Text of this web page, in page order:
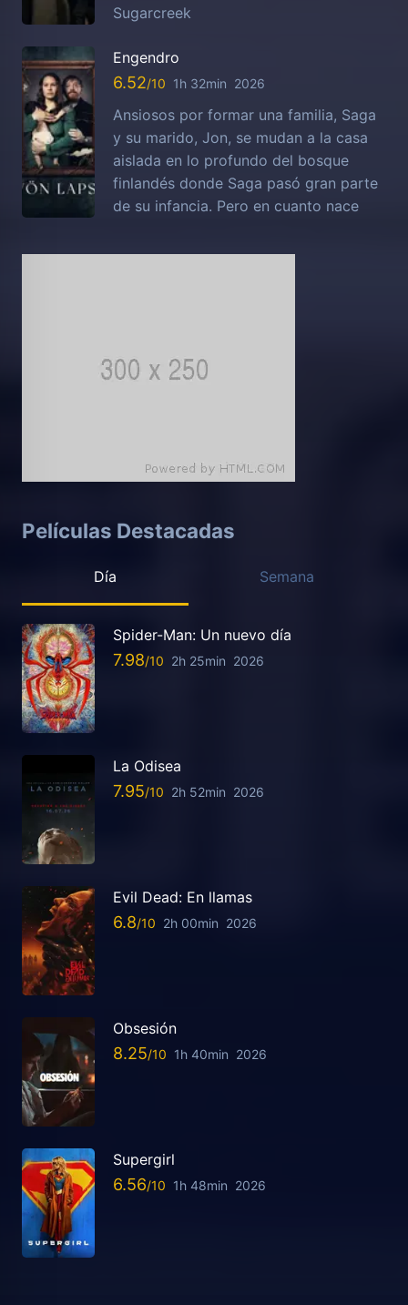
Sugarcreek
Engendro
6.52 1h 32min 2026
Ansiosos por formar una familia, Saga
y su marido, Jon, se mudan a la casa
aislada en lo profundo del bosque
finlandés donde Saga pasó gran parte
de su infancia. Pero en cuanto nace
Películas Destacadas
Día Semana
Spider-Man: Un nuevo día
7.98 2h 25min 2026
La Odisea
7.95 2h 52min 2026
Evil Dead: En llamas
6.8 2h 00min 2026
Obsesión
8.25 1h 40min 2026
Supergirl
6.56 1h 48min 2026